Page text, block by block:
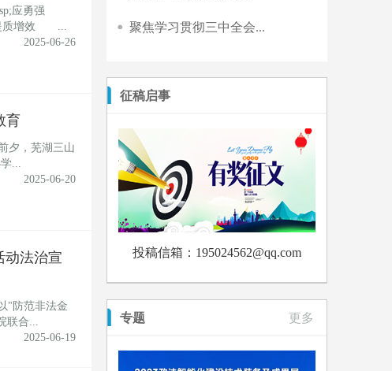
应勇强
质增效 ...
2025-06-26
育
夕，芜湖三山
...
2025-06-20
动法治宣
"防范非法金
联合...
2025-06-19
聚焦学习贯彻三中全会...
征稿启事
投稿信箱：195024562@qq.com
专题 更多